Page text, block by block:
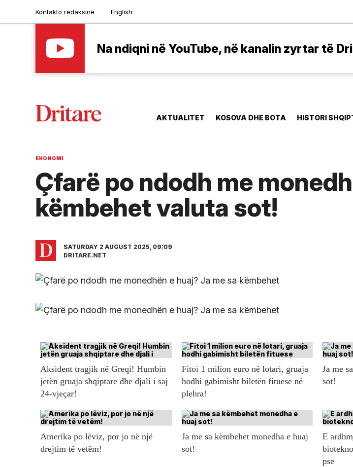
Kontakto redaksinë English
Na ndiqni në YouTube, në kanalin zyrtar të
AKTUALITET KOSOVA DHE BOTA HISTORI
EKONOMI
Çfarë po ndodh me
këmbehet valuta sot!
SATURDAY 2 AUGUST 2025, 09:09
DRITARE.NET
Aksident tragjik në Greqi! Humbin
jetën gruaja shqiptare dhe djali i saj
24-vjeçar!
Fitoi 1 milion euro në lotari, gruaja
hodhi gabimisht biletën fituese në
plehra!
Ja me
sot!
Amerika po lëviz, por jo në një
drejtim të vetëm!
Ja me sa këmbehet monedha e huaj
sot!
E
pse